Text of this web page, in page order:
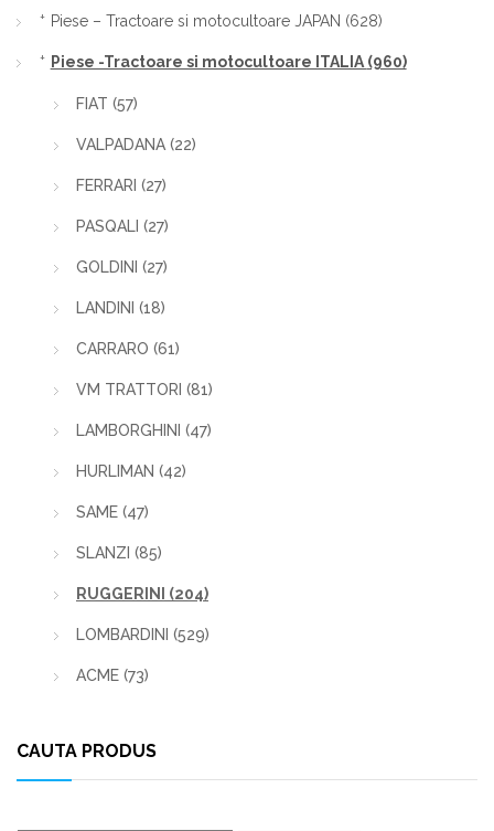
Piese – Tractoare si motocultoare JAPAN (628)
Piese -Tractoare si motocultoare ITALIA (960)
FIAT (57)
VALPADANA(22)
FERRARI (27)
PASQALI (27)
GOLDINI (27)
LANDINI (18)
CARRARO (61)
VM TRATTORI (81)
LAMBORGHINI (47)
HURLIMAN (42)
SAME (47)
SLANZI (85)
RUGGERINI (204)
LOMBARDINI (529)
ACME (73)
CAUTA PRODUS
Caută